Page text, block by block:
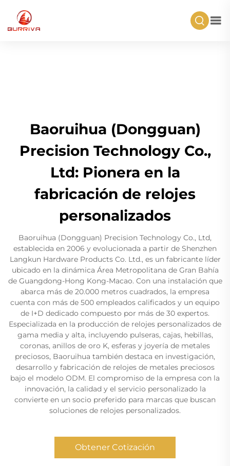
Baoruihua (Dongguan)
Precision Technology Co.,
Ltd: Pionera en la
fabricación de relojes
personalizados
Baoruihua (Dongguan) Precision Technology Co., Ltd,
establecida en 2006 y evolucionada a partir de Shenzhen
Langkun Hardware Products Co. Ltd., es un fabricante líder
ubicado en la dinámica Área Metropolitana de Gran Bahía
de Guangdong-Hong Kong-Macao. Con una instalación que
abarca más de 20.000 metros cuadrados, la empresa
cuenta con más de 500 empleados calificados y un equipo
de I+D dedicado compuesto por más de 30 expertos.
Especializada en la producción de relojes personalizados de
gama media y alta, incluyendo pulseras, cajas, hebillas,
coronas, anillos de oro K, esferas y joyería de metales
preciosos, Baoruihua también destaca en investigación,
desarrollo y fabricación de relojes de metales preciosos
bajo el modelo ODM. El compromiso de la empresa con la
innovación, la calidad y el servicio personalizado la
convierte en un socio preferido para marcas que buscan
soluciones de relojes personalizados.
Obtener Cotización